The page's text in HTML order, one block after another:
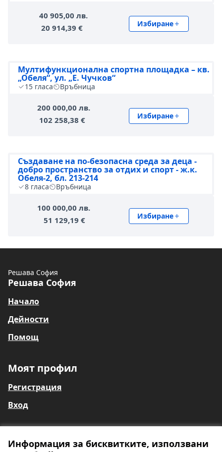
Информация за бисквитките, използвани
40 905,00 лв.
20 914,39 €
Избиране
Мултифункционална спортна площадка – кв.
„Обеля“, ул. „Е. Чучков“
15 гласа Връбница
200 000,00 лв.
102 258,38 €
Избиране
Създаване на по-безопасна среда за деца -
добро пространство за отдих и спорт - ж.к.
Обеля-2, бл. 213-214
8 гласа Връбница
100 000,00 лв.
51 129,19 €
Избиране
Решава София
Решава София
Начало
Дейности
Помощ
Моят профил
Регистрация
Вход
Общи условия